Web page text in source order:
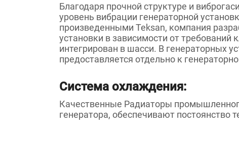
Благодаря прочной структуре и
уровень вибрации генераторной
произведенными Teksan, компания
установки в зависимости от
интегрирован в шасси. В генераторных
предоставляется отдельно к
Система охлаждения:
Качественные Радиаторы
генератора, обеспечивают постоянство